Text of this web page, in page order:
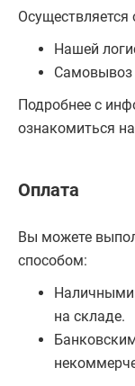
Нашей
Самовывоз
Подробнее с
ознакомиться
Оплата
Вы можете
способом:
Наличными
на складе.